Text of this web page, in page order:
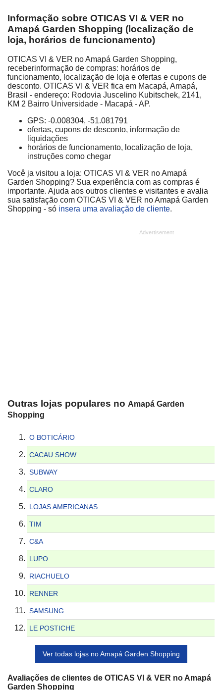
Informação sobre OTICAS VI & VER no
Amapá Garden Shopping (localização de
loja, horários de funcionamento)
OTICAS VI & VER no Amapá Garden Shopping,
receberinformação de compras: horários de
funcionamento, localização de loja e ofertas e cupons de
desconto. OTICAS VI & VER fica em Macapá, Amapá,
Brasil - endereço: Rodovia Juscelino Kubitschek, 2141,
KM 2 Bairro Universidade - Macapá - AP.
GPS: -0.008304, -51.081791
ofertas, cupons de desconto, informação de
liquidações
horários de funcionamento, localização de loja,
instruções como chegar
Você ja visitou a loja: OTICAS VI & VER no Amapá
Garden Shopping? Sua experiência com as compras é
importante. Ajuda aos outros clientes e visitantes e avalia
sua satisfação com OTICAS VI & VER no Amapá Garden
Shopping - só insera uma avaliação de cliente.
Outras lojas populares no Amapá Garden
Shopping
O BOTICÁRIO
CACAU SHOW
SUBWAY
CLARO
LOJAS AMERICANAS
TIM
C&A
LUPO
RIACHUELO
RENNER
SAMSUNG
LE POSTICHE
Ver todas lojas no Amapá Garden Shopping
Avaliações de clientes de OTICAS VI & VER no Amapá
Garden Shopping